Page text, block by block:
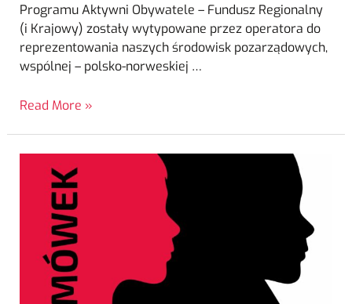
Programu Aktywni Obywatele – Fundusz Regionalny
(i Krajowy) zostały wytypowane przez operatora do
reprezentowania naszych środowisk pozarządowych,
wspólnej – polsko-norweskiej …
Read More »